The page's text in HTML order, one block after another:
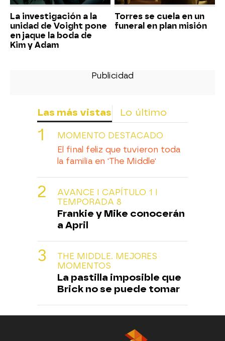
La investigación a la
unidad de Voight pone
en jaque la boda de
Kim y Adam
Torres se cuela en un
funeral en plan misión
Las más vistas Lo último
MOMENTO DESTACADO
El final feliz que tuvieron toda
la familia en 'The Middle'
AVANCE I CAPÍTULO 1 I
TEMPORADA 8
Frankie y Mike conocerán
a April
THE MIDDLE. MEJORES
MOMENTOS
La pastilla imposible que
Brick no se puede tomar